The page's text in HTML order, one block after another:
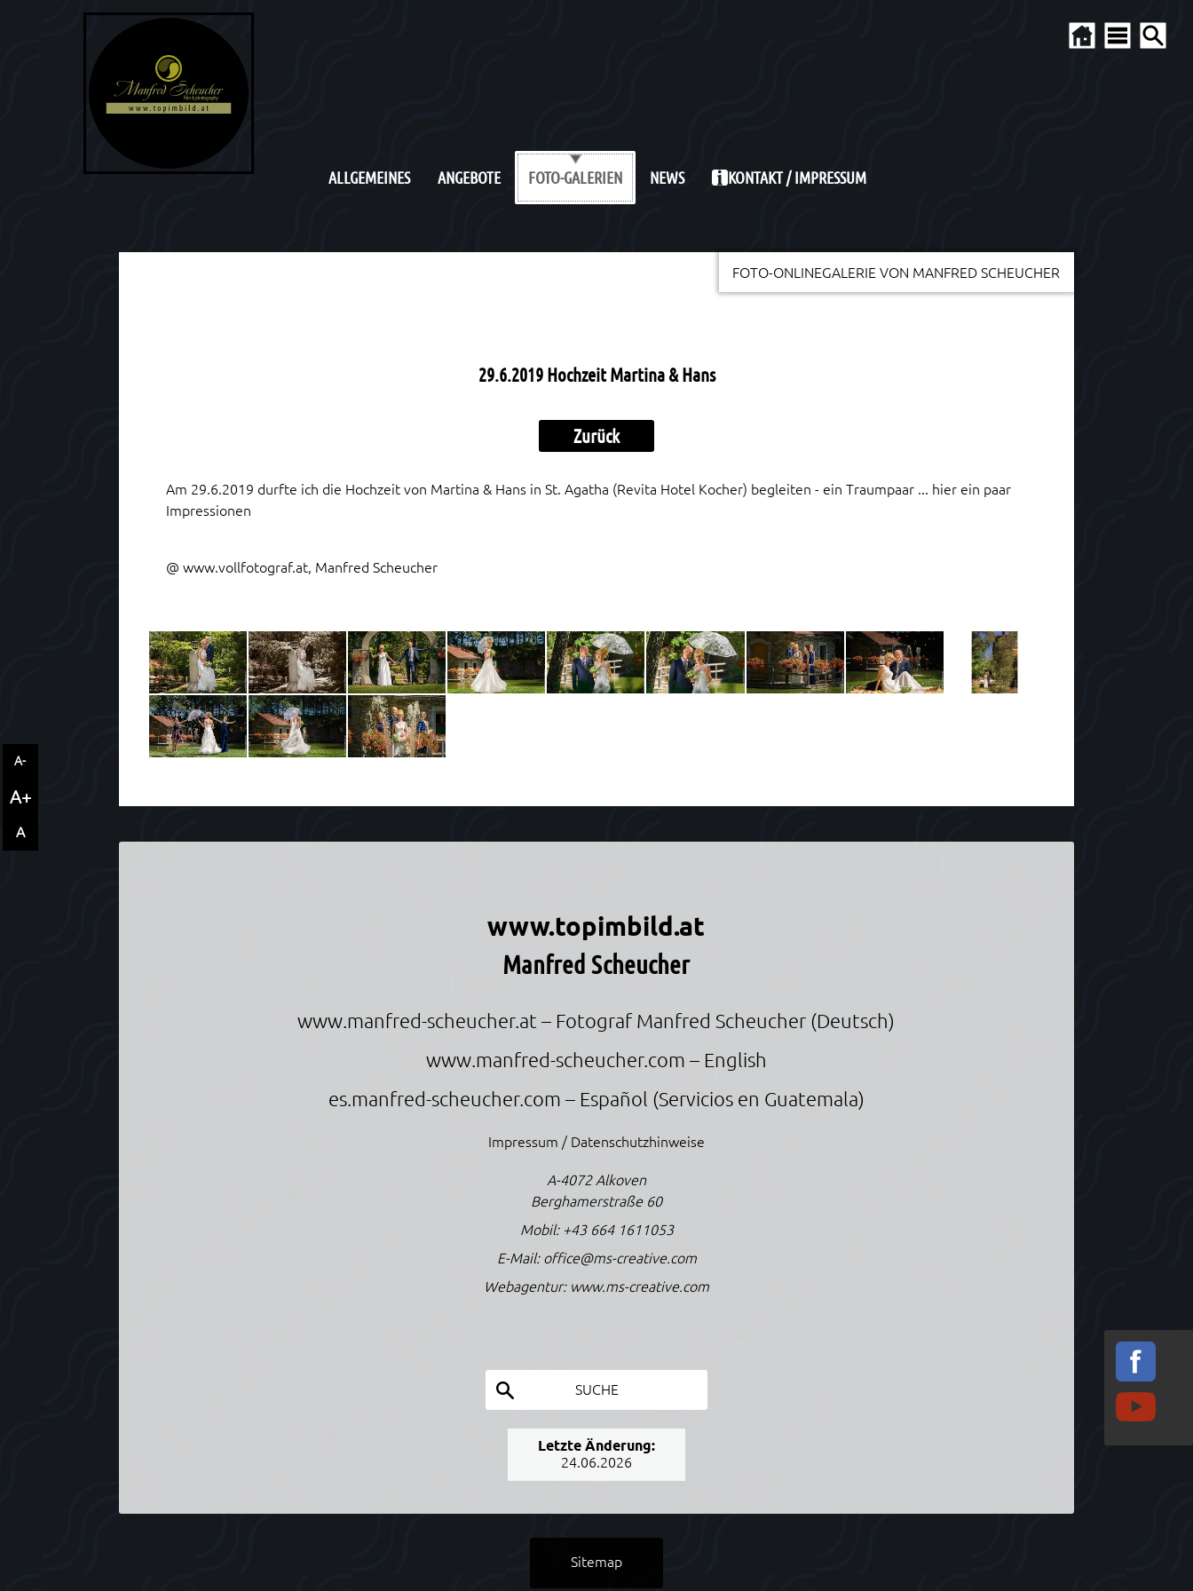
ALLGEMEINES ANGEBOTE FOTO-GALERIEN NEWS KONTAKT / IMPRESSUM
A-
A+
A
FOTO-ONLINEGALERIE VON MANFRED SCHEUCHER
29.6.2019 Hochzeit Martina & Hans
Zurück
Am 29.6.2019 durfte ich die Hochzeit von Martina & Hans in St. Agatha (Revita Hotel Kocher) begleiten - ein Traumpaar ... hier ein paar
Impressionen
@ www.vollfotograf.at, Manfred Scheucher
www.topimbild.at
Manfred Scheucher
www.manfred-scheucher.at– Fotograf Manfred Scheucher (Deutsch)
www.manfred-scheucher.com – English
es.manfred-scheucher.com – Español (Servicios en Guatemala)
Impressum / Datenschutzhinweise
A-4072 Alkoven
Berghamerstraße 60
Mobil: +43 664 1611053
E-Mail: office@ms-creative.com
Webagentur: www.ms-creative.com
SUCHE
Letzte Änderung:
24.06.2026
Sitemap